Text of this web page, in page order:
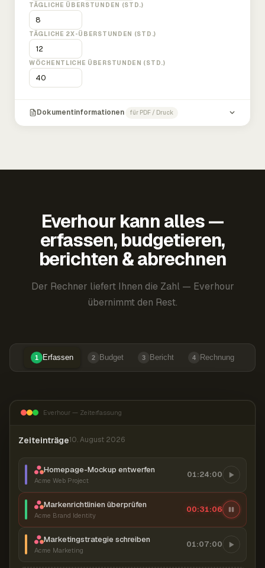
TÄGLICHE ÜBERSTUNDEN (STD.)
TÄGLICHE 2X-ÜBERSTUNDEN (STD.)
WÖCHENTLICHE ÜBERSTUNDEN (STD.)
Dokumentinformationen für PDF / Druck
Everhour kann alles —
erfassen, budgetieren,
berichten & abrechnen
Der Rechner liefert Ihnen die Zahl — Everhour
übernimmt den Rest.
1 Erfassen 2 Budget 3 Bericht 4 Rechnung
Everhour — Zeiterfassung
Zeiteinträge10. August 2026
Homepage-Mockup entwerfen
Acme Web Project
01:24:00
Markenrichtlinien überprüfen
Acme Brand Identity
00:31:07
Marketingstrategie schreiben
Acme Marketing
01:07:00